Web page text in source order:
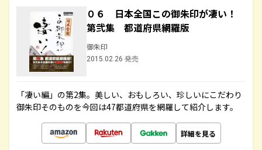
０６ 日本全国この御朱印が凄い！
第弐集 都道府県網羅版
御朱印
2015.02.26 発売
「凄い編」の第2集。美しい、おもしろい、珍しいにこだわり
御朱印そのものを今回は47都道府県を網羅して紹介します。
詳細を見る